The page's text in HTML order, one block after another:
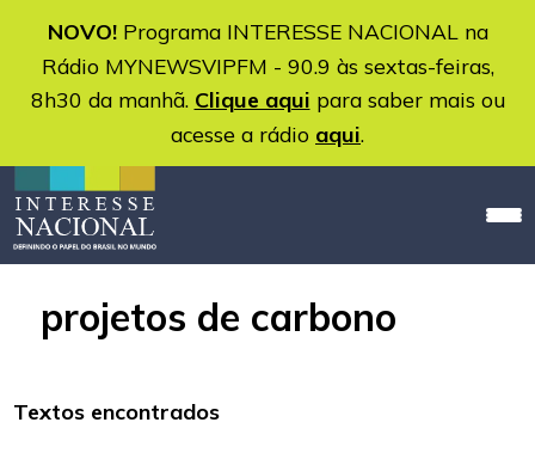
NOVO!Programa INTERESSE NACIONAL na
Rádio MYNEWSVIPFM - 90.9 às sextas-feiras,
8h30 da manhã. Clique aqui para saber mais ou
acesse a rádio aqui.
projetos de carbono
Textos encontrados